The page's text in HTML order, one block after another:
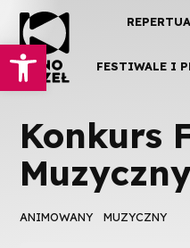
OtwórzFESTIWALE I
Konkurs
ANIMOWANY MUZYCZNY